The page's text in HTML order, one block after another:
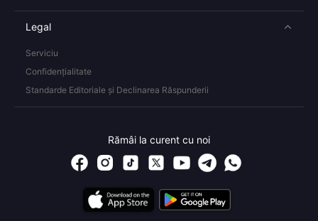
Legal
Serviciu
Confidențialitate
Standarde Editoriale și Declinarea Răspunderii
Rămâi la curent cu noi